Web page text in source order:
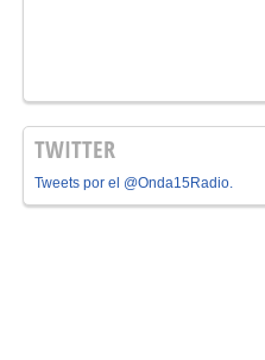
TWITTER
Tweets por el @Onda15Radio.